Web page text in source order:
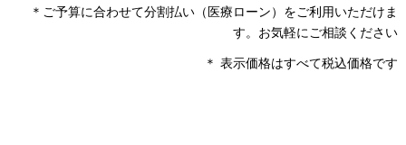
＊ご予算に合わせて分割払い（医療ローン）をご利用いただけま
す。お気軽にご相談ください
＊ 表示価格はすべて税込価格です